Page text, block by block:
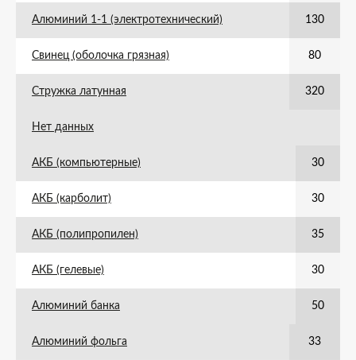
Алюминий 1-1 (электротехнический) 130
Свинец (оболочка грязная) 80
Стружка латунная 320
Нет данных
АКБ (компьютерные) 30
АКБ (карболит) 30
АКБ (полипропилен) 35
АКБ (гелевые) 30
Алюминий банка 50
Алюминий фольга 33